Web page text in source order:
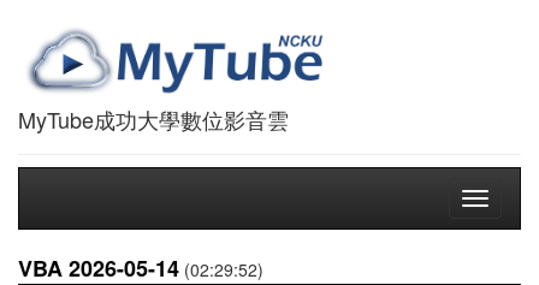
MyTube成功大學數位影音雲
Toggle
VBA 2026-05-14 (02:29:52)